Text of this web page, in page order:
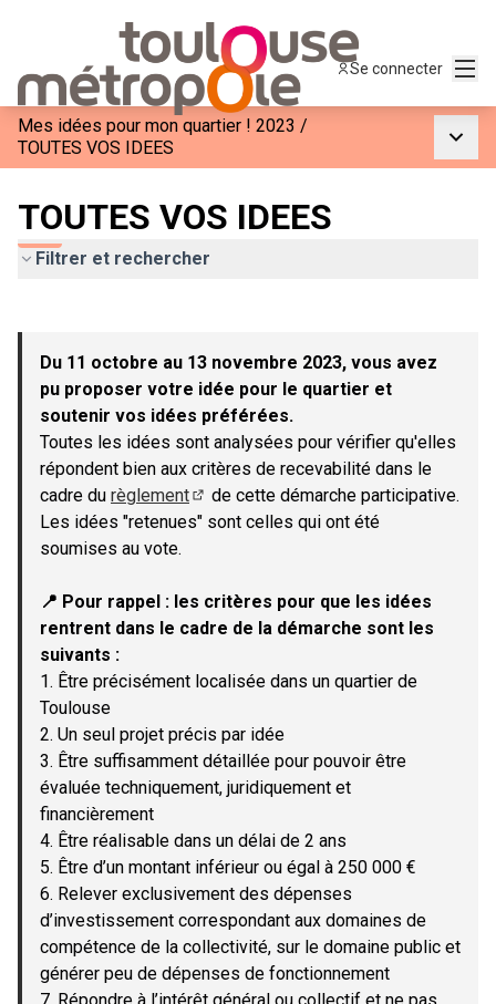
Se connecter
Mes idées pour mon quartier ! 2023 /
TOUTES VOS IDEES
TOUTES VOS IDEES
Filtrer et rechercher
−
Du 11 octobre au 13 novembre 2023, vous avez
pu proposer votre idée pour le quartier et
soutenir vos idées préférées.
Toutes les idées sont analysées pour vérifier qu'elles
répondent bien aux critères de recevabilité dans le
cadre du règlement
(Lien externe)
de cette démarche participative.
Les idées "retenues" sont celles qui ont été
soumises au vote.
📍 Pour rappel : les critères pour que les idées
rentrent dans le cadre de la démarche sont les
suivants :
1. Être précisément localisée dans un quartier de
Toulouse
2. Un seul projet précis par idée
3. Être suffisamment détaillée pour pouvoir être
évaluée techniquement, juridiquement et
financièrement
4. Être réalisable dans un délai de 2 ans
5. Être d’un montant inférieur ou égal à 250 000 €
6. Relever exclusivement des dépenses
d’investissement correspondant aux domaines de
compétence de la collectivité, sur le domaine public et
générer peu de dépenses de fonctionnement